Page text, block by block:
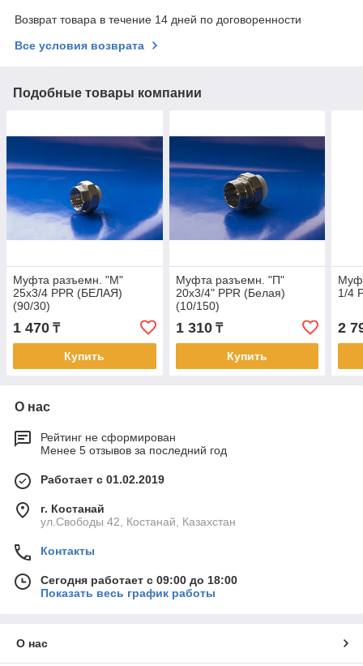
Возврат товара в течение 14 дней по договоренности
Все условия возврата
Подобные товары компании
Муфта разъемн. "М"
25х3/4 PPR (БЕЛАЯ)
(90/30)
1 470 ₸
Купить
Муфта разъемн. "П"
20х3/4" PPR (Белая)
(10/150)
1 310₸
Купить
1/4
2
О нас
Рейтинг не сформирован
Менее 5 отзывов за последний год
Работает с 01.02.2019
г. Костанай
ул.Свободы 42, Костанай, Казахстан
Контакты
Сегодня работает с 09:00 до 18:00
Показать весь график работы
О нас